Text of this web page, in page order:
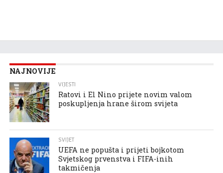
NAJNOVIJE
VIJESTI
Ratovi i El Nino prijete novim valom
poskupljenja hrane širom svijeta
SVIJET
UEFA ne popušta i prijeti bojkotom
Svjetskog prvenstva i FIFA-inih
takmičenja